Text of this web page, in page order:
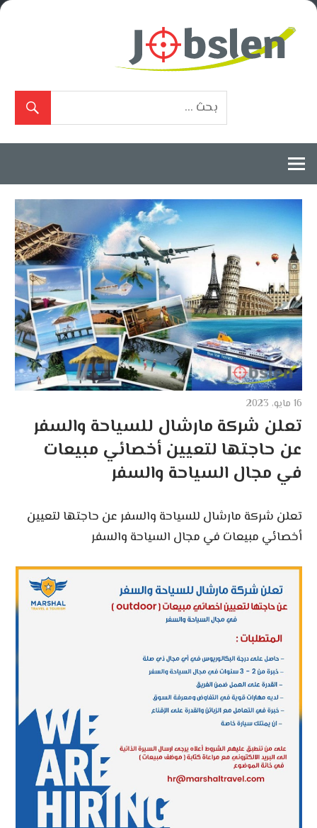
Skip
16 مايو، 2023
تعلن شركة مارشال للسياحة والسفر
عن حاجتها لتعيين أخصائي مبيعات
في مجال السياحة والسفر
تعلن شركة مارشال للسياحة والسفر عن حاجتها لتعيين
أخصائي مبيعات في مجال السياحة والسفر